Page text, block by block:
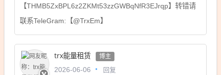
【THMB5ZxBPL6z2ZKMt53zzGWBqNfR3EJrqp】转错请
联系TeleGram:【@TrxEm】
trx能量租赁 博主
2026-06-06 回复